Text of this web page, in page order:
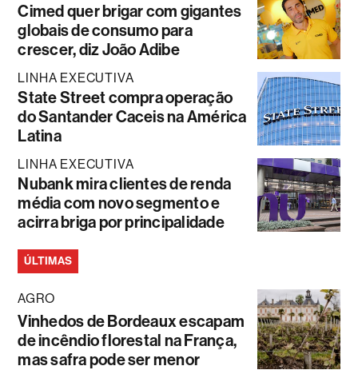
Cimed quer brigar com gigantes
globais de consumo para
crescer, diz João Adibe
LINHA EXECUTIVA
State Street compra operação
do Santander Caceis na América
Latina
LINHA EXECUTIVA
Nubank mira clientes de renda
média com novo segmento e
acirra briga por principalidade
ÚLTIMAS
AGRO
Vinhedos de Bordeaux escapam
de incêndio florestal na França,
mas safra pode ser menor